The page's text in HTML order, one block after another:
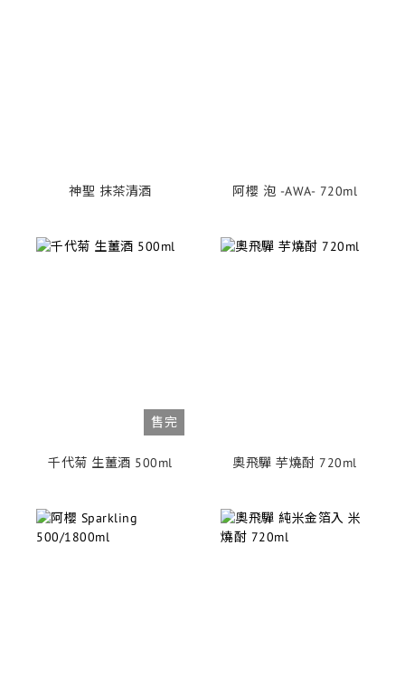
神聖 抹茶清酒 阿櫻 泡 -AWA- 720ml
售完
千代菊 生薑酒 500ml 奧飛驒 芋燒酎 720ml